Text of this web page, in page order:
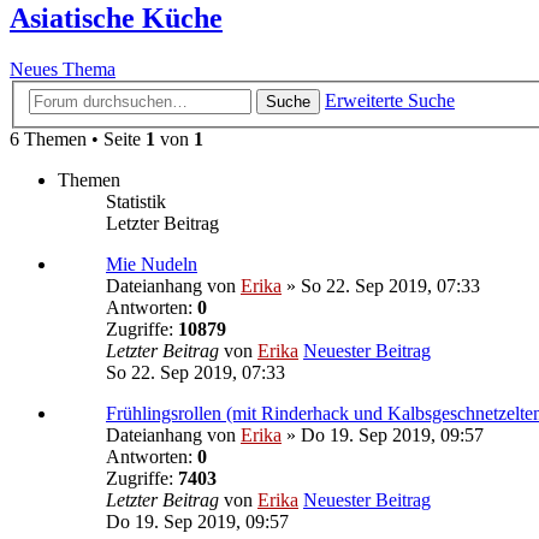
Asiatische Küche
Neues Thema
Suche
Erweiterte Suche
6 Themen • Seite 1 von 1
Themen
Statistik
Letzter Beitrag
Mie Nudeln
Dateianhang von Erika » So 22. Sep 2019, 07:33
Antworten: 0
Zugriffe: 10879
Letzter Beitrag von Erika Neuester Beitrag
So 22. Sep 2019, 07:33
Frühlingsrollen (mit Rinderhack und
Dateianhang von Erika » Do 19. Sep 2019, 09:57
Antworten: 0
Zugriffe: 7403
Letzter Beitrag von Erika Neuester Beitrag
Do 19. Sep 2019, 09:57